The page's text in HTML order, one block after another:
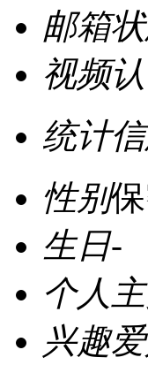
邮箱
视频
统计
性别
生日-
个人
兴趣